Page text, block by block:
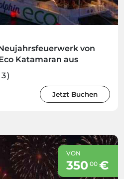
von
Katamaran aus
Jetzt Buchen
VON
350 00€